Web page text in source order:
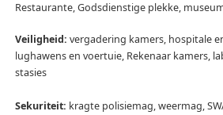
Restaurante, Godsdienstige plekke,
Veiligheid: vergadering kamers, hospitale
lughawens en voertuie, Rekenaar kamers,
stasies
Sekuriteit: kragte polisiemag, weermag,